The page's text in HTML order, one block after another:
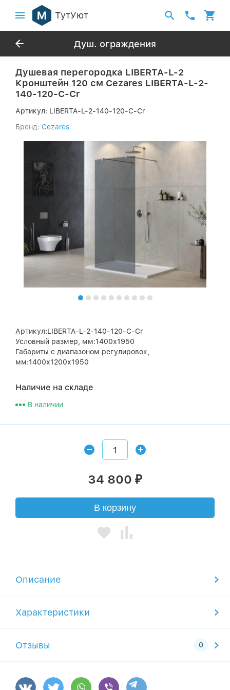
ТутУют
Душ. ограждения
Душевая перегородка LIBERTA-L-2
Кронштейн 120 см Cezares LIBERTA-L-2-
140-120-C-Cr
Артикул: LIBERTA-L-2-140-120-C-Cr
Бренд: Cezares
Артикул:LIBERTA-L-2-140-120-C-Cr
Условный размер, мм:1400х1950
Габариты с диапазоном регулировок,
мм:1400х1200х1950
Наличие на складе
В наличии
34 800 ₽
В корзину
Описание
Характеристики
Отзывы